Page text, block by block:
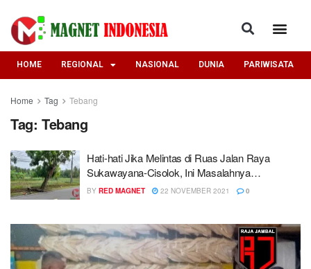
HOME REGIONAL NASIONAL DUNIA PARIWISATA
Home Tag Tebang
Tag: Tebang
Hati-hati Jika Melintas di Ruas Jalan Raya
Sukawayana-Cisolok, Ini Masalahnya…
BY RED MAGNET 22 NOVEMBER 2021 0